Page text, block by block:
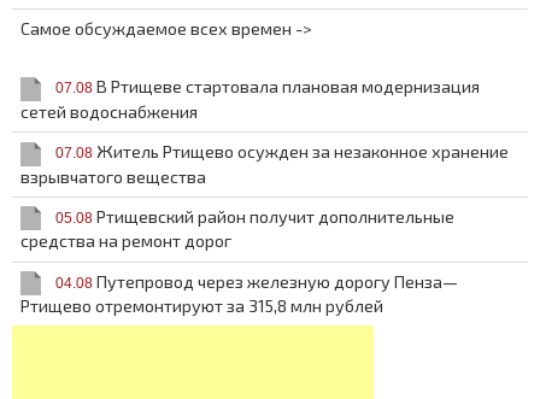
Самое обсуждаемое всех времен ->
07.08 В Ртищеве стартовала плановая модернизация
сетей водоснабжения
07.08 Житель Ртищево осужден за незаконное хранение
взрывчатого вещества
05.08 Ртищевский район получит дополнительные
средства на ремонт дорог
04.08 Путепровод через железную дорогу Пенза—
Ртищево отремонтируют за 315,8 млн рублей